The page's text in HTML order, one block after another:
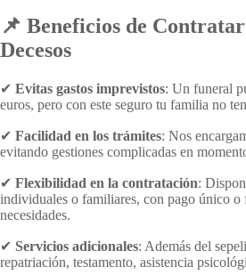
📌 Beneficios de
Decesos
✔ Evitas gastos imprevistos: Un funeral
euros, pero con este seguro tu familia no
✔ Facilidad en los trámites: Nos
evitando gestiones complicadas en
✔ Flexibilidad en la contratación:
individuales o familiares, con pago único o
necesidades.
✔ Servicios adicionales: Además del
repatriación, testamento, asistencia